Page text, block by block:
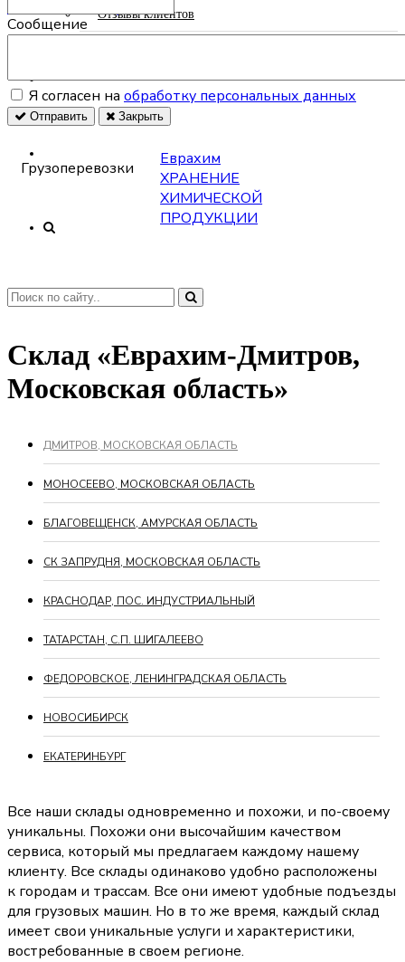
Отзывы клиентов
ФОТОГАЛЕРЕЯ
Сообщение
Я согласен на обработку персональных данных
Отправить Закрыть
Грузоперевозки
Еврахим
ХРАНЕНИЕ
ХИМИЧЕСКОЙ
ПРОДУКЦИИ
Главная Наши склады
Склад «Еврахим-Дмитров,
Московская область»
ДМИТРОВ, МОСКОВСКАЯ ОБЛАСТЬ
МОНОСЕЕВО, МОСКОВСКАЯ ОБЛАСТЬ
БЛАГОВЕЩЕНСК, АМУРСКАЯ ОБЛАСТЬ
СК ЗАПРУДНЯ, МОСКОВСКАЯ ОБЛАСТЬ
КРАСНОДАР, ПОС. ИНДУСТРИАЛЬНЫЙ
ТАТАРСТАН, С.П. ШИГАЛЕЕВО
ФЕДОРОВСКОЕ, ЛЕНИНГРАДСКАЯ ОБЛАСТЬ
НОВОСИБИРСК
ЕКАТЕРИНБУРГ
Все наши склады одновременно и похожи, и по-своему
уникальны. Похожи они высочайшим качеством
сервиса, который мы предлагаем каждому нашему
клиенту. Все склады одинаково удобно расположены
к городам и трассам. Все они имеют удобные подъезды
для грузовых машин. Но в то же время, каждый склад
имеет свои уникальные услуги и характеристики,
востребованные в своем регионе.